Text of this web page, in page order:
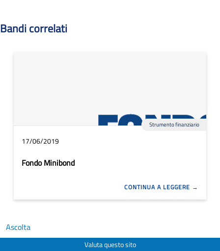
Bandi correlati
Strumento finanziario
17/06/2019
Fondo Minibond
CONTINUA A LEGGERE
Ascolta
Valuta questo sito